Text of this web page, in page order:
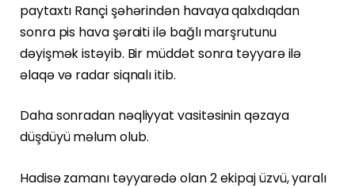
paytaxtı Rançi şəhərindən havaya qalxdıqdan
sonra pis hava şəraiti ilə bağlı marşrutunu
dəyişmək istəyib. Bir müddət sonra təyyarə ilə
əlaqə və radar siqnalı itib.
Daha sonradan nəqliyyat vasitəsinin qəzaya
düşdüyü məlum olub.
Hadisə zamanı təyyarədə olan 2 ekipaj üzvü, yaralı